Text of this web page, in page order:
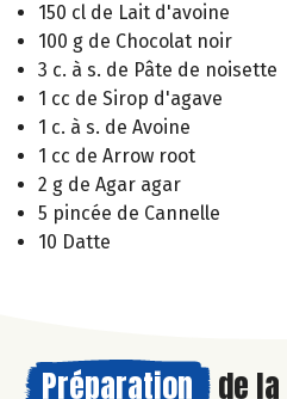
150 cl de Lait d'avoine
100 g de Chocolat noir
3 c. à s. de Pâte de noisette
1 cc de Sirop d'agave
1 c. à s. de Avoine
1 cc de Arrow root
2 g de Agar agar
5 pincée de Cannelle
10 Datte
Préparation de la